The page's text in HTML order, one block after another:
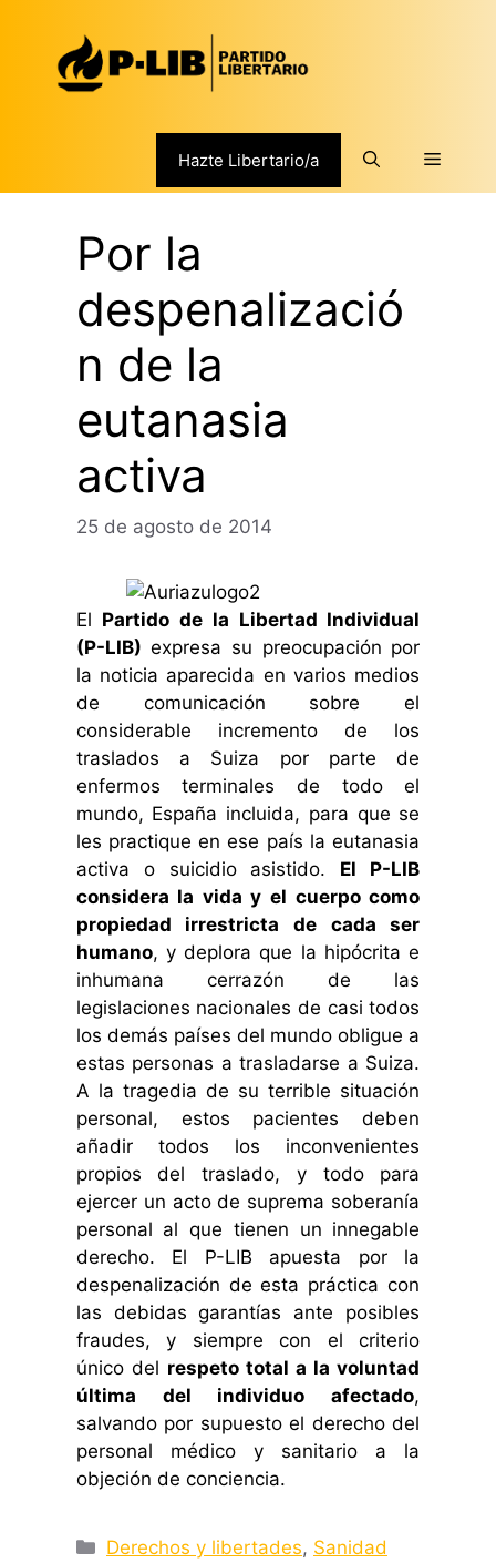
contenido
Hazte Libertario/a Menú
Por la
despenalizació
n de la
eutanasia
activa
25 de agosto de 2014
El Partido de la Libertad Individual
(P-LIB) expresa su preocupación por
la noticia aparecida en varios medios
de comunicación sobre el
considerable incremento de los
traslados a Suiza por parte de
enfermos terminales de todo el
mundo, España incluida, para que se
les practique en ese país la eutanasia
activa o suicidio asistido. El P-LIB
considera la vida y el cuerpo como
propiedad irrestricta de cada ser
humano, y deplora que la hipócrita e
inhumana cerrazón de las
legislaciones nacionales de casi todos
los demás países del mundo obligue a
estas personas a trasladarse a Suiza.
A la tragedia de su terrible situación
personal, estos pacientes deben
añadir todos los inconvenientes
propios del traslado, y todo para
ejercer un acto de suprema soberanía
personal al que tienen un innegable
derecho. El P-LIB apuesta por la
despenalización de esta práctica con
las debidas garantías ante posibles
fraudes, y siempre con el criterio
único del respeto total a la voluntad
última del individuo afectado,
salvando por supuesto el derecho del
personal médico y sanitario a la
objeción de conciencia.
Categorías
Derechos y libertades, Sanidad